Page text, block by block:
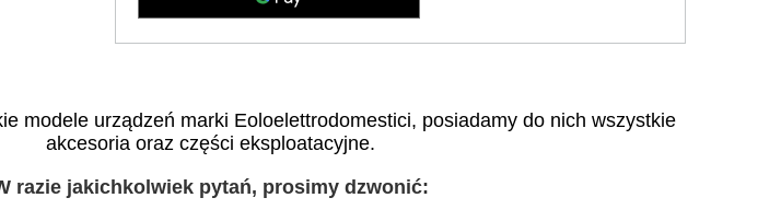
modele urządzeń marki Eoloelettrodomestici, posiadamy do nich wszystkie
akcesoria oraz części eksploatacyjne.
razie jakichkolwiek pytań, prosimy dzwonić: